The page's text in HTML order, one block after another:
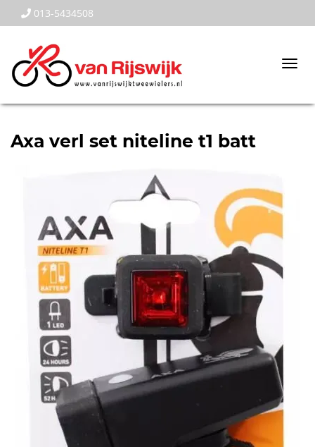
013-5434508
Axa verl set niteline t1 batt